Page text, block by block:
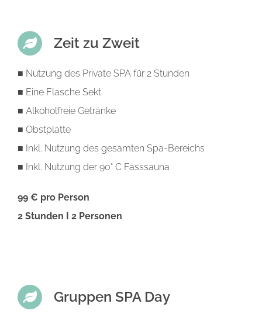
Zeit zu Zweit
■ Nutzung des Private SPA für 2 Stunden
■ Eine Flasche Sekt
■ Alkoholfreie Getränke
■ Obstplatte
■ Inkl. Nutzung des gesamten Spa-Bereichs
■ Inkl. Nutzung der 90° C Fasssauna
99 € pro Person
2 Stunden I 2 Personen
Gruppen SPA Day